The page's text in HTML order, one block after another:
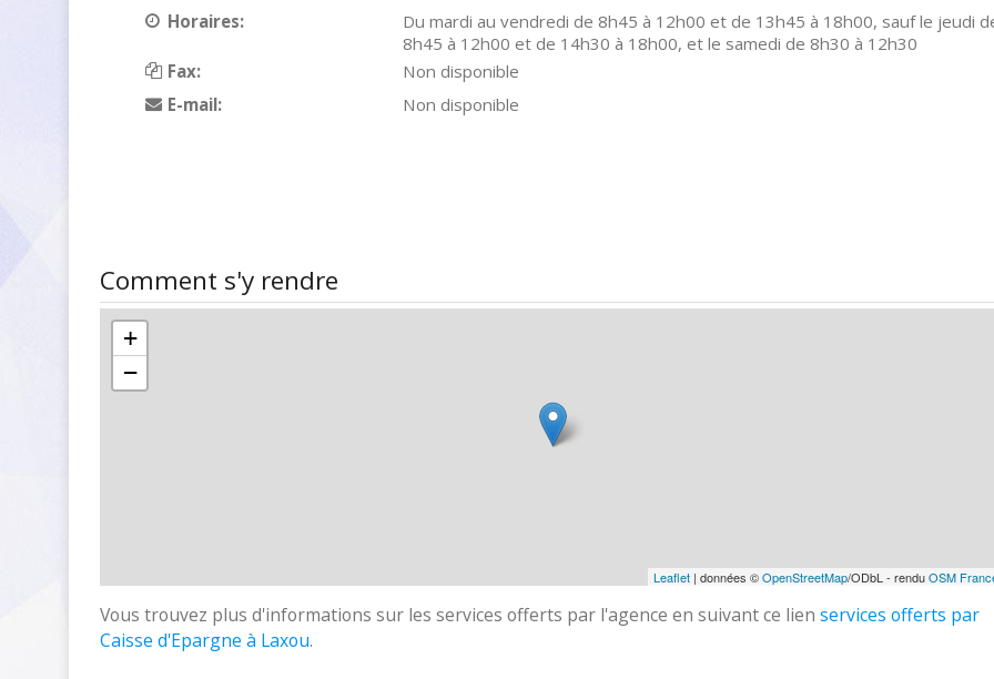
Horaires:
Du mardi au vendredi de 8h45 à 12h00 et de 13h45 à 18h00, sauf le jeudi
8h45 à 12h00 et de 14h30 à 18h00, et le samedi de 8h30 à 12h30
Fax:
Non disponible
E-mail:
Non disponible
Comment s'y rendre
+
−
Leaflet| données ©OpenStreetMap/ODbL - renduOSM
Vous trouvez plus d'informations sur les services offerts par l'agence en suivant ce lien services offerts par
Caisse d'Epargne à Laxou.